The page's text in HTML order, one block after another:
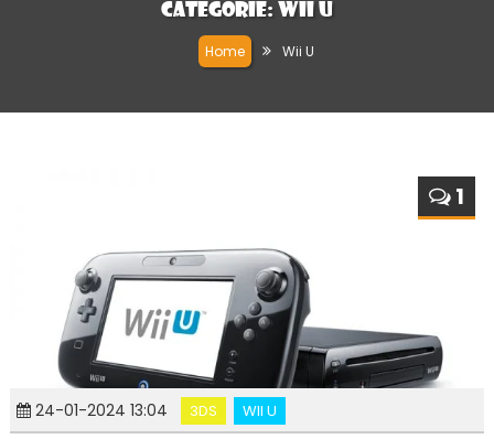
Categorie: Wii U
Home Wii U
1
24-01-2024 13:04 3DS WII U